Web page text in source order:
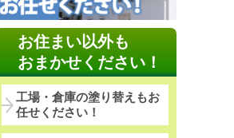
お住まい以外も
おまかせください！
工場・倉庫の塗り替えもお
任せください！